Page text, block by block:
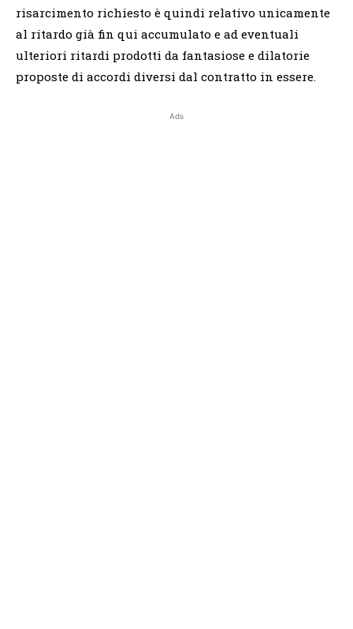
risarcimento richiesto è quindi relativo unicamente
al ritardo già fin qui accumulato e ad eventuali
ulteriori ritardi prodotti da fantasiose e dilatorie
proposte di accordi diversi dal contratto in essere.
Ads